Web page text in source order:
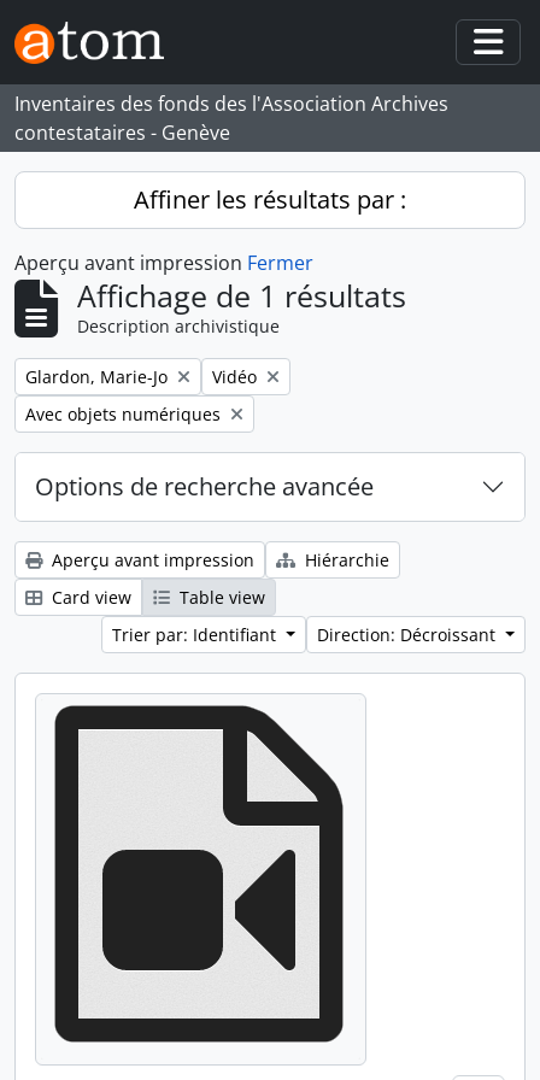
Skip to main content
Inventaires des fonds des l'Association Archives
contestataires - Genève
Affiner les résultats par :
Aperçu avant impression Fermer
Affichage de 1 résultats
Description archivistique
Remove filter:
Glardon, Marie-Jo Remove filter:
Vidéo
Remove filter:
Avec objets numériques
Options de recherche avancée
Aperçu avant impression
Hiérarchie
Card view
Table view
Trier par: Identifiant
Direction: Décroissant